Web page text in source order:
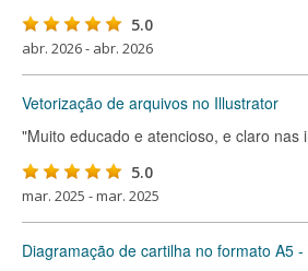
5.0
abr. 2026 - abr. 2026
Vetorização de arquivos no Illustrator
"Muito educado e atencioso, e claro nas
5.0
mar. 2025 - mar. 2025
Diagramação de cartilha no formato A5 -